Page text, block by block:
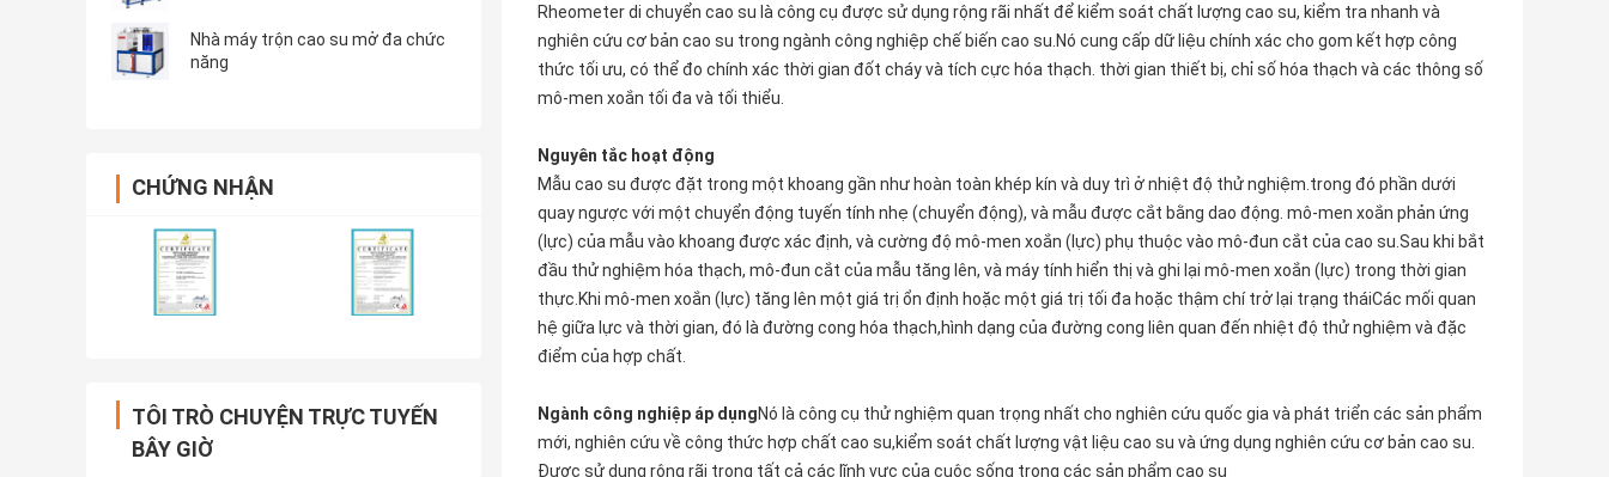
Nhà máy trộn cao su mở đa chức
năng
CHỨNG NHẬN
TÔI TRÒ CHUYỆN TRỰC TUYẾN
BÂY GIỜ
Rheometer di chuyển cao su là công cụ được sử dụng rộng rãi nhất để kiểm soát chất lượng cao su, kiểm tra nhanh và
nghiên cứu cơ bản cao su trong ngành công nghiệp chế biến cao su.Nó cung cấp dữ liệu chính xác cho gom kết hợp công
thức tối ưu, có thể đo chính xác thời gian đốt cháy và tích cực hóa thạch. thời gian thiết bị, chỉ số hóa thạch và các thông số
mô-men xoắn tối đa và tối thiểu.
Nguyên tắc hoạt động
Mẫu cao su được đặt trong một khoang gần như hoàn toàn khép kín và duy trì ở nhiệt độ thử nghiệm.trong đó phần dưới
quay ngược với một chuyển động tuyến tính nhẹ (chuyển động), và mẫu được cắt bằng dao động. mô-men xoắn phản ứng
(lực) của mẫu vào khoang được xác định, và cường độ mô-men xoắn (lực) phụ thuộc vào mô-đun cắt của cao su.Sau khi bắt
đầu thử nghiệm hóa thạch, mô-đun cắt của mẫu tăng lên, và máy tính hiển thị và ghi lại mô-men xoắn (lực) trong thời gian
thực.Khi mô-men xoắn (lực) tăng lên một giá trị ổn định hoặc một giá trị tối đa hoặc thậm chí trở lại trạng tháiCác mối quan
hệ giữa lực và thời gian, đó là đường cong hóa thạch,hình dạng của đường cong liên quan đến nhiệt độ thử nghiệm và đặc
điểm của hợp chất.
Ngành công nghiệp áp dụngNó là công cụ thử nghiệm quan trọng nhất cho nghiên cứu quốc gia và phát triển các sản phẩm
mới, nghiên cứu về công thức hợp chất cao su,kiểm soát chất lượng vật liệu cao su và ứng dụng nghiên cứu cơ bản cao su.
Được sử dụng rộng rãi trong tất cả các lĩnh vực của cuộc sống trong các sản phẩm cao su